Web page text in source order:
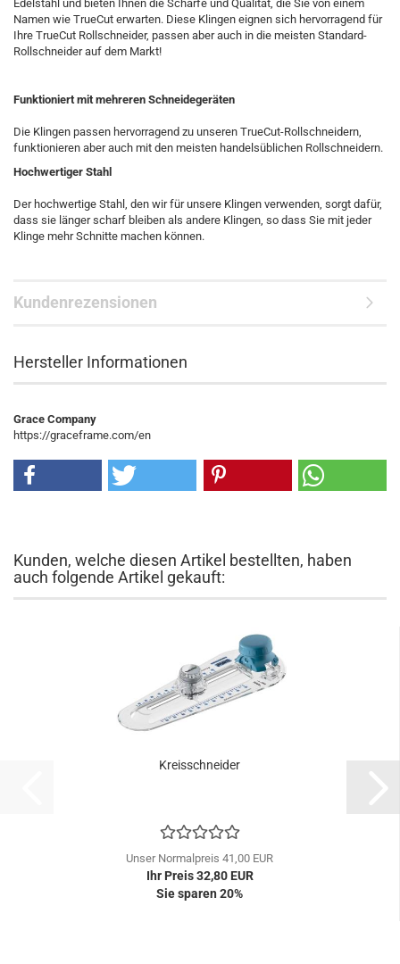
Edelstahl und bieten Ihnen die Schärfe und Qualität, die Sie von einem
Namen wie TrueCut erwarten. Diese Klingen eignen sich hervorragend für
Ihre TrueCut Rollschneider, passen aber auch in die meisten Standard-
Rollschneider auf dem Markt!
Funktioniert mit mehreren Schneidegeräten
Die Klingen passen hervorragend zu unseren TrueCut-Rollschneidern,
funktionieren aber auch mit den meisten handelsüblichen Rollschneidern.
Hochwertiger Stahl
Der hochwertige Stahl, den wir für unsere Klingen verwenden, sorgt dafür,
dass sie länger scharf bleiben als andere Klingen, so dass Sie mit jeder
Klinge mehr Schnitte machen können.
Kundenrezensionen
Hersteller Informationen
Grace Company
https://graceframe.com/en
Kunden, welche diesen Artikel bestellten, haben
auch folgende Artikel gekauft:
Kreisschneider
Unser Normalpreis 41,00 EUR
Ihr Preis 32,80 EUR
Sie sparen 20%